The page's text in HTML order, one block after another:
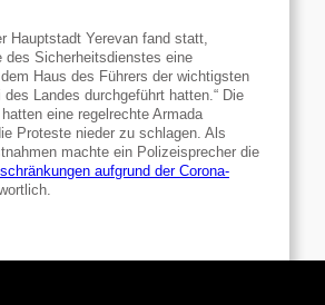
Hauptstadt Yerevan fand statt,
des Sicherheitsdienstes eine
Haus des Führers der wichtigsten
Landes durchgeführt hatten.“ Die
eine regelrechte Armada
Proteste nieder zu schlagen. Als
machte ein Polizeisprecher die
aufgrund der Corona-